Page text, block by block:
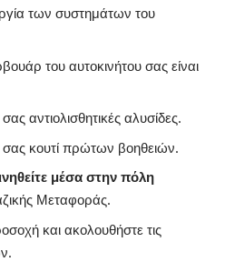
των συστημάτων του
του αυτοκινήτου σας είναι
αντιολισθητικές αλυσίδες.
σας κουτί πρώτων βοηθειών.
μέσα στην πόλη
Μεταφοράς.
και ακολουθήστε τις